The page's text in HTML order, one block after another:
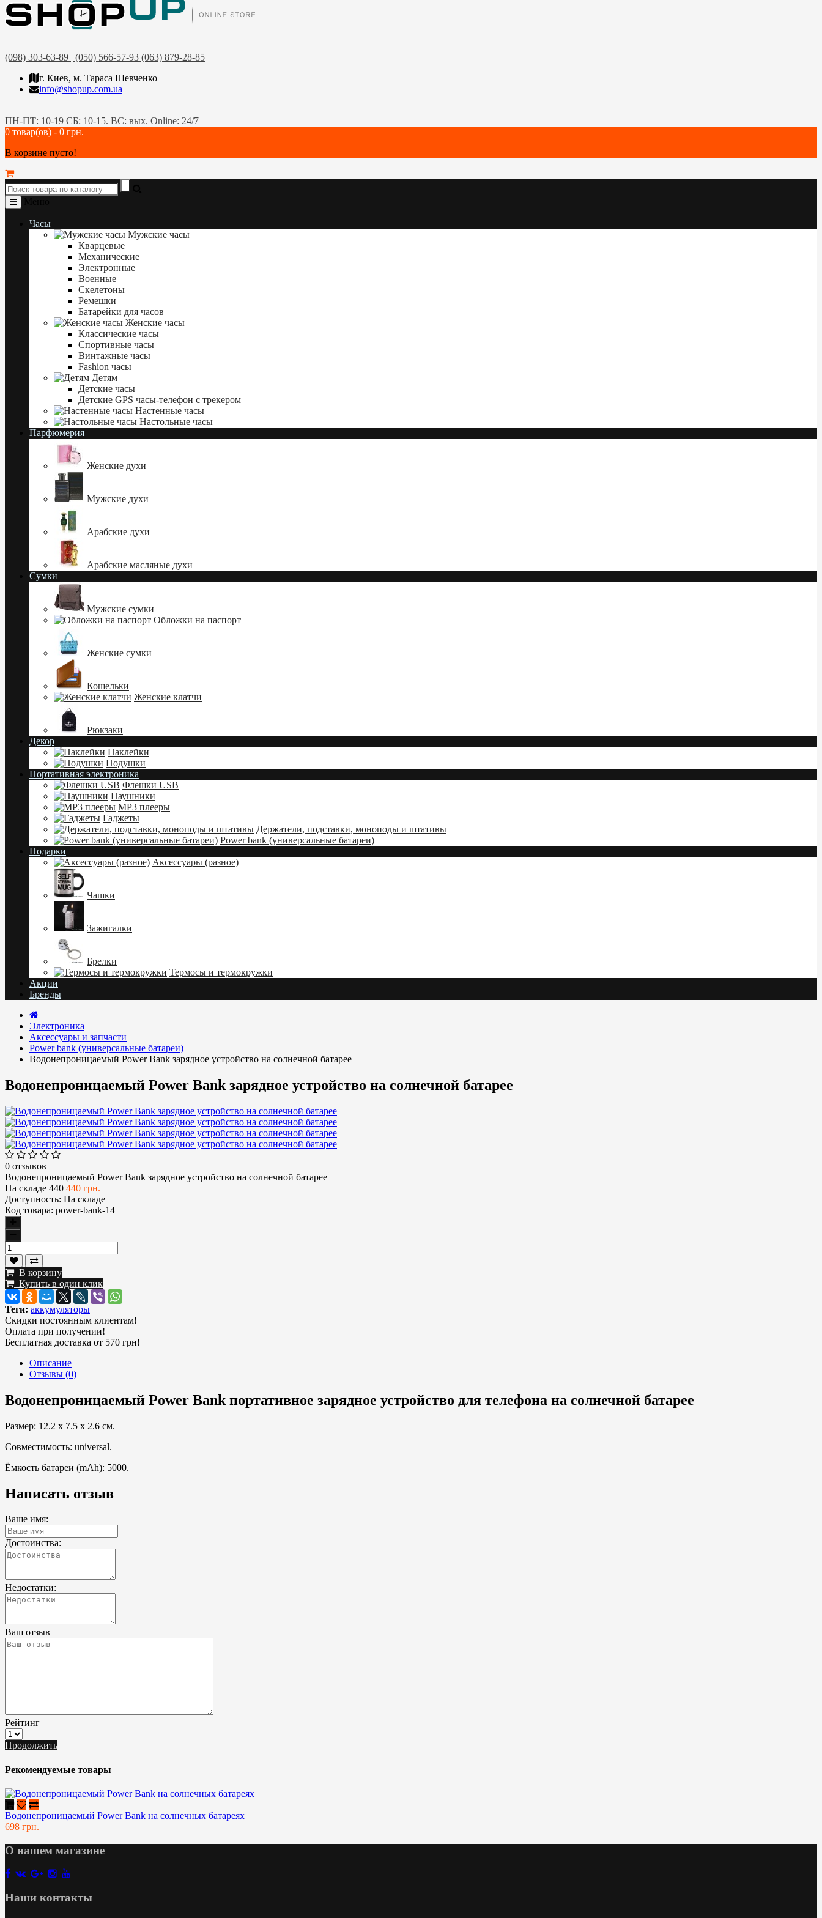
(098) 303-63-89 | (050) 566-57-93 (063) 879-28-85
г. Киев, м. Тараса Шевченко
info@shopup.com.ua
ПН-ПТ: 10-19 СБ: 10-15. ВС: вых. Online: 24/7
0 товар(ов) - 0 грн.
В корзине пусто!
Часы
Мужские часы
Кварцевые
Механические
Электронные
Военные
Скелетоны
Ремешки
Батарейки для часов
Женские часы
Классические часы
Спортивные часы
Винтажные часы
Fashion часы
Детям
Детские часы
Детские GPS часы-телефон с трекером
Настенные часы
Настольные часы
Парфюмерия
Женские духи
Мужские духи
Арабские духи
Арабские масляные духи
Сумки
Мужские сумки
Обложки на паспорт
Женские сумки
Кошельки
Женские клатчи
Рюкзаки
Декор
Наклейки
Подушки
Портативная электроника
Флешки USB
Наушники
MP3 плееры
Гаджеты
Держатели, подставки, моноподы и штативы
Power bank (универсальные батареи)
Подарки
Аксессуары (разное)
Чашки
Зажигалки
Брелки
Термосы и термокружки
Акции
Бренды
Электроника
Аксессуары и запчасти
Power bank (универсальные батареи)
Водонепроницаемый Power Bank зарядное устройство на солнечной батарее
Водонепроницаемый Power Bank зарядное устройство на солнечной батарее
0 отзывов
Водонепроницаемый Power Bank зарядное устройство на солнечной батарее
На складе 440 440 грн.
Доступность: На складе
Код товара: power-bank-14
В корзину
Купить в один клик
Теги: аккумуляторы
Скидки постоянным клиентам!
Оплата при получении!
Бесплатная доставка от 570 грн!
Описание
Отзывы (0)
Водонепроницаемый Power Bank портативное зарядное устройство для телефона на солнечной батарее
Размер: 12.2 x 7.5 x 2.6 см.
Совместимость: universal.
Ёмкость батареи (mAh): 5000.
Написать отзыв
Ваше имя:
Достоинства:
Недостатки:
Ваш отзыв
Рейтинг
Продолжить
Рекомендуемые товары
Водонепроницаемый Power Bank на солнечных батареях
698 грн.
О нашем магазине
Наши контакты